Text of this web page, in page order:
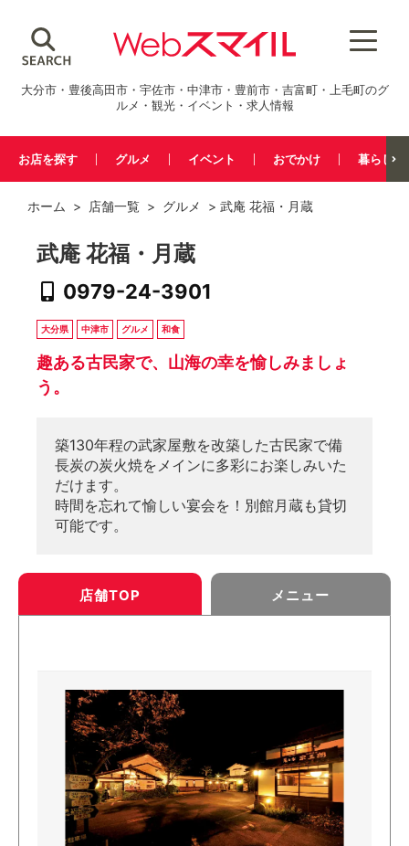
大分市・豊後高田市・宇佐市・中津市・豊前市・吉富町・上毛町のグ
ルメ・観光・イベント・求人情報
お店を探す グルメ イベント おでかけ 暮らし
ホーム > 店舗一覧 > グルメ > 武庵 花福・月蔵
武庵 花福・月蔵
0979-24-3901
大分県 中津市 グルメ 和食
趣ある古民家で、山海の幸を愉しみましょ
う。
築130年程の武家屋敷を改築した古民家で備
長炭の炭火焼をメインに多彩にお楽しみいた
だけます。
時間を忘れて愉しい宴会を！別館月蔵も貸切
可能です。
店舗TOP メニュー